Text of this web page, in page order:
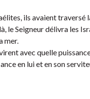
ils avaient traversé
le Seigneur délivra les
mer.
avec quelle
en lui et en son